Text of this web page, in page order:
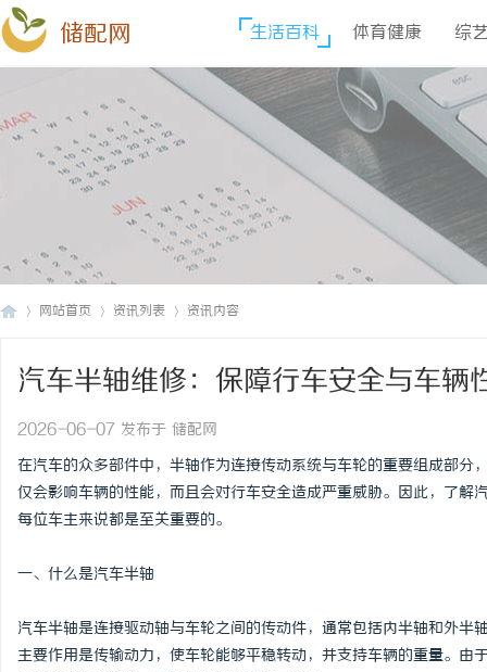
储配网 生活百科 体育健康 综
网站首页 资讯列表 资讯内容
汽车半轴维修：保障行车安全与车辆
2026-06-07 发布于 储配网
在汽车的众多部件中，半轴作为连接传动系统与车轮的重要组成部
仅会影响车辆的性能，而且会对行车安全造成严重威胁。因此，了解
每位车主来说都是至关重要的。
一、什么是汽车半轴
汽车半轴是连接驱动轴与车轮之间的传动件，通常包括内半轴和外
主要作用是传输动力，使车轮能够平稳转动，并支持车辆的重量。